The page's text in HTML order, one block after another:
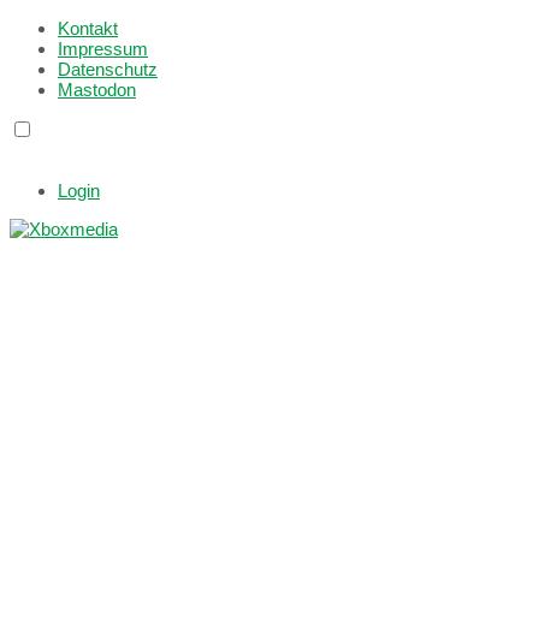
Kontakt
Impressum
Datenschutz
Mastodon
Login